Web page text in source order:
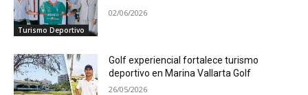
Turismo Deportivo
02/06/2026
Golf experiencial fortalece turismo
deportivo en Marina Vallarta Golf
26/05/2026